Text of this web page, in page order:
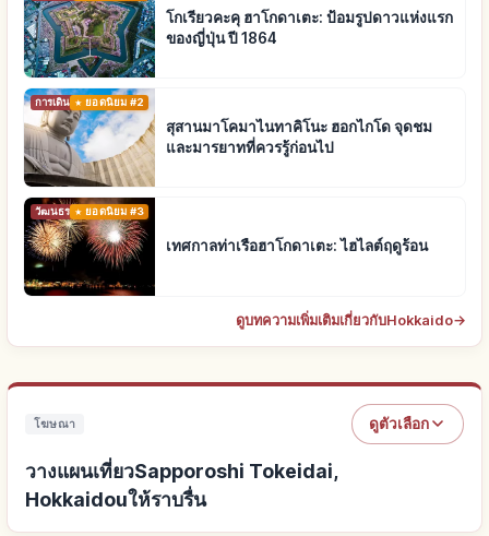
โกเรียวคะคุ ฮาโกดาเตะ: ป้อมรูปดาวแห่งแรก
ของญี่ปุ่น ปี 1864
การเดินทางยอดนิยม #2
สุสานมาโคมาไนทาคิโนะ ฮอกไกโด จุดชม
และมารยาทที่ควรรู้ก่อนไป
วัฒนธรรมดั้งเดิมยอดนิยม #3
เทศกาลท่าเรือฮาโกดาเตะ: ไฮไลต์ฤดูร้อน
ดูบทความเพิ่มเติมเกี่ยวกับHokkaido→
โฆษณา ดูตัวเลือก
วางแผนเที่ยวSapporoshi Tokeidai,
Hokkaidouให้ราบรื่น